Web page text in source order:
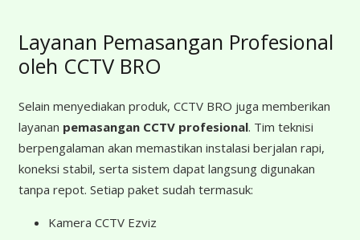
Layanan Pemasangan Profesional
oleh CCTV BRO
Selain menyediakan produk, CCTV BRO juga memberikan
layanan pemasangan CCTV profesional. Tim teknisi
berpengalaman akan memastikan instalasi berjalan rapi,
koneksi stabil, serta sistem dapat langsung digunakan
tanpa repot. Setiap paket sudah termasuk:
Kamera CCTV Ezviz